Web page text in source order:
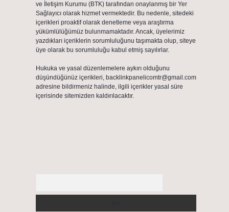
ve İletişim Kurumu (BTK) tarafından onaylanmış bir Yer
Sağlayıcı olarak hizmet vermektedir. Bu nedenle, sitedeki
içerikleri proaktif olarak denetleme veya araştırma
yükümlülüğümüz bulunmamaktadır. Ancak, üyelerimiz
yazdıkları içeriklerin sorumluluğunu taşımakta olup, siteye
üye olarak bu sorumluluğu kabul etmiş sayılırlar.
Hukuka ve yasal düzenlemelere aykırı olduğunu
düşündüğünüz içerikleri, backlinkpanelicomtr@gmail.com
adresine bildirmeniz halinde, ilgili içerikler yasal süre
içerisinde sitemizden kaldırılacaktır.